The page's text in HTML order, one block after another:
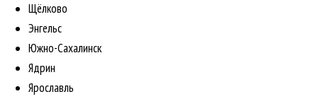
Щёлково
Энгельс
Южно-Сахалинск
Ядрин
Ярославль